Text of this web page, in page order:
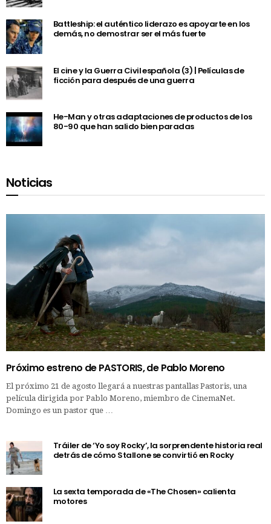
Battleship: el auténtico liderazo es apoyarte en los
demás, no demostrar ser el más fuerte
El cine y la Guerra Civil española (3) | Películas de
ficción para después de una guerra
He-Man y otras adaptaciones de productos de los
80-90 que han salido bien paradas
Noticias
Próximo estreno de PASTORIS, de Pablo Moreno
El próximo 21 de agosto llegará a nuestras pantallas Pastoris, una
película dirigida por Pablo Moreno, miembro de CinemaNet.
Domingo es un pastor que …
Tráiler de ‘Yo soy Rocky’, la sorprendente historia real
detrás de cómo Stallone se convirtió en Rocky
La sexta temporada de «The Chosen» calienta
motores